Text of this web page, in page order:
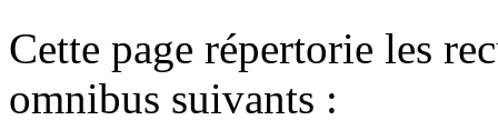
Cette page répertorie les
omnibus suivants :